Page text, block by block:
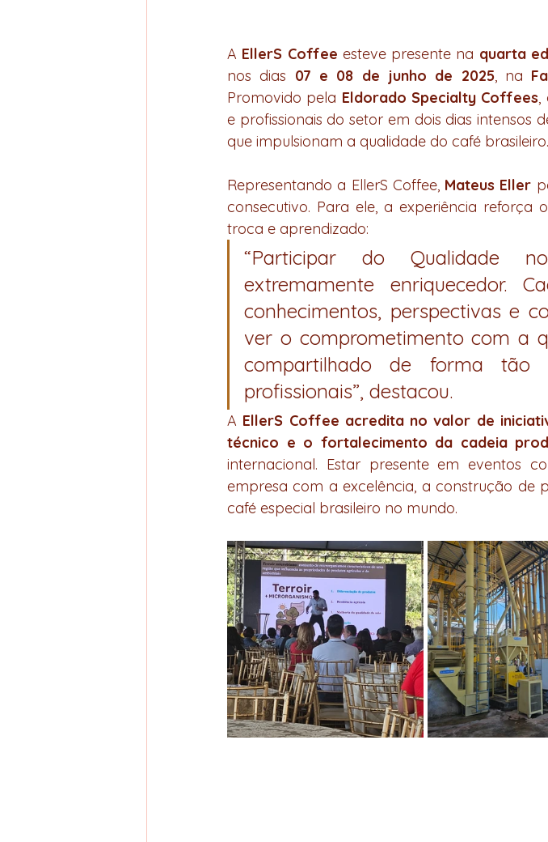
A EllerS Coffee esteve presente na quarta
nos dias 07 e 08 de junho de 2025, na
Promovido pela Eldorado Specialty Coffees,
e profissionais do setor em dois dias intensos
que impulsionam a qualidade do café brasileiro.
Representando a EllerS Coffee, Mateus Eller
consecutivo. Para ele, a experiência reforça
troca e aprendizado:
“Participar do Qualidade
extremamente enriquecedor.
conhecimentos, perspectivas e
ver o comprometimento com a
compartilhado de forma tão
profissionais”, destacou.
A EllerS Coffee acredita no valor de
técnico e o fortalecimento da cadeia
internacional. Estar presente em eventos
empresa com a excelência, a construção de
café especial brasileiro no mundo.